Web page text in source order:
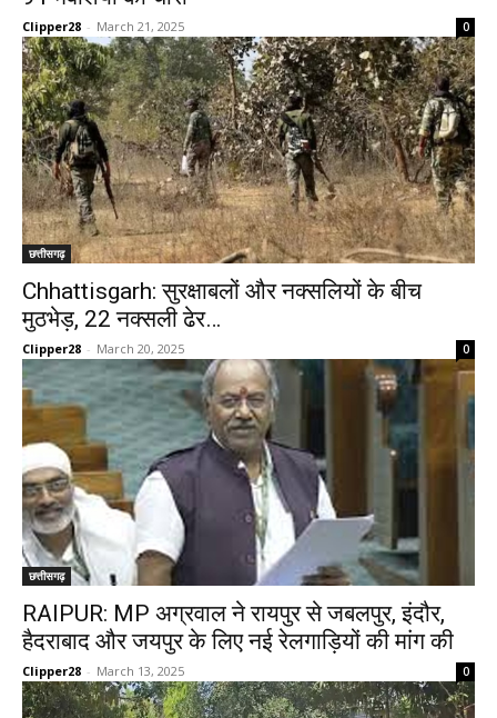
Clipper28 - March 21, 2025 0
छत्तीसगढ़
Chhattisgarh: सुरक्षाबलों और नक्सलियों के बीच
मुठभेड़, 22 नक्सली ढेर…
Clipper28 - March 20, 2025 0
छत्तीसगढ़
RAIPUR: MP अग्रवाल ने रायपुर से जबलपुर, इंदौर,
हैदराबाद और जयपुर के लिए नई रेलगाड़ियों की मांग की
Clipper28 - March 13, 2025 0